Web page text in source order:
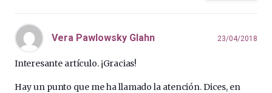
Vera Pawlowsky Glahn 23/04/2018
Interesante artículo. ¡Gracias!
Hay un punto que me ha llamado la atención. Dices, en